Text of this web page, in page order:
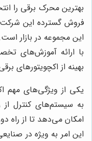
بهترین محرک برقی را
فروش گسترده این شرکت
این مجموعه در بازار
با ارائه آموزش‌های
بهینه از اکچویتورهای
یکی از ویژگی‌های مهم
به سیستم‌های کنترل از
امکان می‌دهد تا از راه
این امر به ویژه در